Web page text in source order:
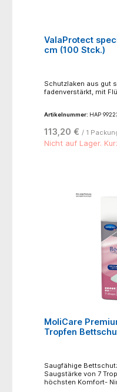
ValaProtect
cm (100 Stck.)
Schutzlaken aus gut
fadenverstärkt, mit
Artikelnummer: HAP
113,20 € / 1
Nicht auf Lager.
MoliCare
Tropfen
Saugfähige
Saugstärke von 7
höchsten Komfort-